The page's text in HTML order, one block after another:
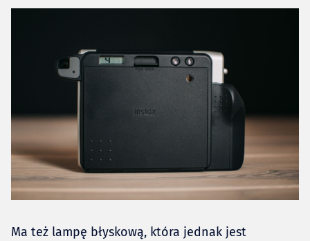
Ma też lampę błyskową, która jednak jest